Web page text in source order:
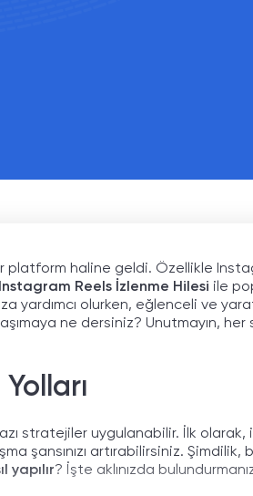
haline geldi. Özellikle
Instagram Reels İzlenme Hilesi ile
olurken, eğlenceli ve
ne dersiniz? Unutmayın,
stratejiler uygulanabilir. İlk
şansınızı artırabilirsiniz. Şimdilik,
yapılır? İşte aklınızda